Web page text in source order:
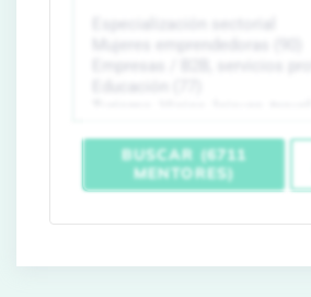
BUSCAR (6711
MENTORES)